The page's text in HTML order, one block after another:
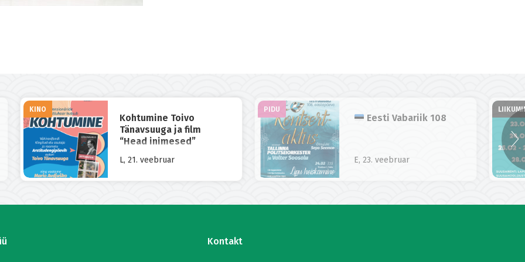
KINO
Kohtumine Toivo
Tänavsuuga ja film
“Head inimesed”
L, 21. veebruar
PIDU
Eesti Vabariik 108
E, 23. veebruar
Kontakt